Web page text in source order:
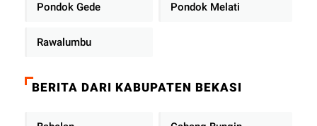
Pondok Gede Pondok Melati
Rawalumbu
BERITA DARI KABUPATEN BEKASI